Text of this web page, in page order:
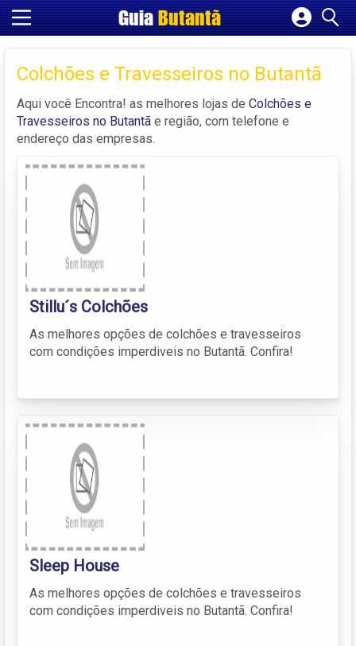
GuiaButantã
Cadastrar empresa
Criar conta
Colchões e Travesseiros no Butantã
Aqui você Encontra! as melhores lojas de Colchões e
Travesseiros no Butantã e região, com telefone e
endereço das empresas.
Stillu´s Colchões
As melhores opções de colchões e travesseiros
com condições imperdiveis no Butantã. Confira!
Sleep House
As melhores opções de colchões e travesseiros
com condições imperdiveis no Butantã. Confira!